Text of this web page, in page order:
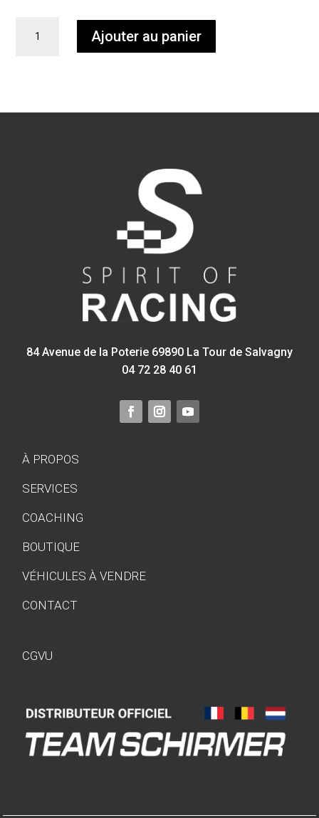
Ajouter au panier
84 Avenue de la Poterie 69890 La Tour de Salvagny
04 72 28 40 61
À PROPOS
SERVICES
COACHING
BOUTIQUE
VÉHICULES À VENDRE
CONTACT
CGVU